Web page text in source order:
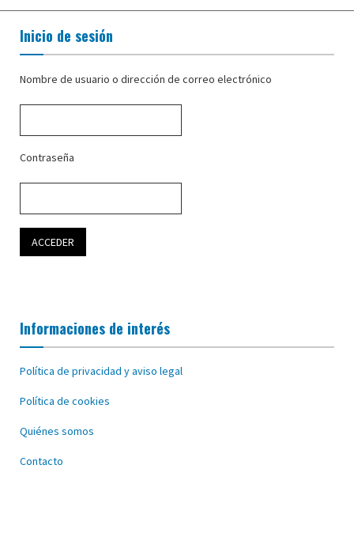
Inicio de sesión
Nombre de usuario o dirección de correo electrónico
Contraseña
Informaciones de interés
Política de privacidad y aviso legal
Política de cookies
Quiénes somos
Contacto